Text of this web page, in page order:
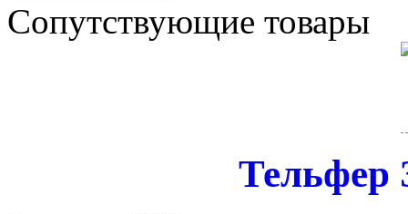
Сопутствующие товары
Тельфер